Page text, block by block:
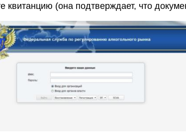
квитанцию (она подтверждает, что